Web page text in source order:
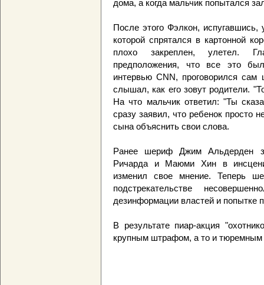
дома, а когда мальчик попытался
После этого Фэлкон, испугавшись,
которой спрятался в картонной
плохо закреплен, улетел.
предположения, что все это
интервью CNN, проговорился
слышал, как его зовут родители.
На что мальчик ответил: "Ты
сразу заявил, что ребенок просто
сына объяснить свои слова.
Ранее шериф Джим Альдерден
Ричарда и Маюми Хин в
изменил свое мнение. Теперь
подстрекательстве
дезинформации властей и попытке
В результате пиар-акция
крупным штрафом, а то и тюремным